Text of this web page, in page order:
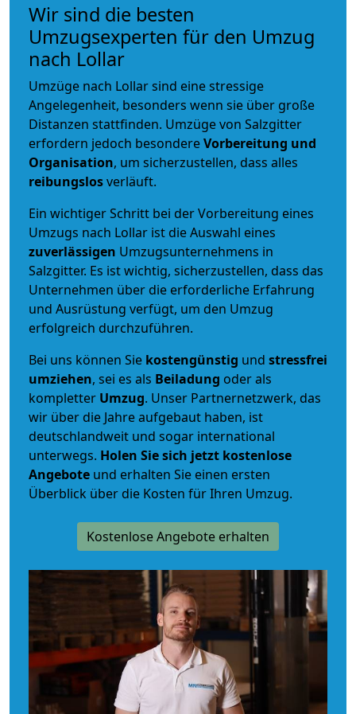
Wir sind die besten
Umzugsexperten für den Umzug
nach Lollar
Umzüge nach Lollar sind eine stressige
Angelegenheit, besonders wenn sie über große
Distanzen stattfinden. Umzüge von Salzgitter
erfordern jedoch besondereVorbereitung und
Organisation, um sicherzustellen, dass alles
reibungslosverläuft.
Ein wichtiger Schritt bei der Vorbereitung eines
Umzugs nach Lollar ist die Auswahl eines
zuverlässigen Umzugsunternehmens in
Salzgitter. Es ist wichtig, sicherzustellen, dass das
Unternehmen über die erforderliche Erfahrung
und Ausrüstung verfügt, um den Umzug
erfolgreich durchzuführen.
Bei uns können Sie kostengünstig und stressfrei
umziehen, sei es als Beiladung oder als
kompletter Umzug. Unser Partnernetzwerk, das
wir über die Jahre aufgebaut haben, ist
deutschlandweit und sogar international
unterwegs. Holen Sie sich jetzt kostenlose
Angebote und erhalten Sie einen ersten
Überblick über die Kosten für Ihren Umzug.
Kostenlose Angebote erhalten